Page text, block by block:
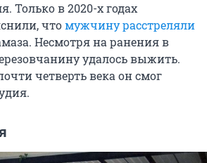
Только в 2020-х годах
чтомужчину расстреляли
Несмотря на ранения в
удалось выжить.
четверть века он смог